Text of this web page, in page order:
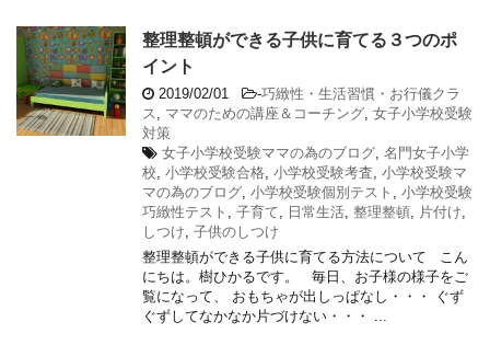
整理整頓ができる子供に育てる３つのポ
イント
2019/02/01 -巧緻性・生活習慣・お行儀クラ
ス
ママのための講座＆コーチング 女子小学校受験
対策
女子小学校受験ママの為のブログ 名門女子小学
校 小学校受験合格 小学校受験考査 小学校受験マ
マの為のブログ 小学校受験個別テスト
小学校受験
巧緻性テスト
子育て 日常生活 整理整頓 片付け
しつけ 子供のしつけ
整理整頓ができる子供に育てる方法について こん
にちは。樹ひかるです。 毎日、お子様の様子をご
覧になって、 おもちゃが出しっぱなし・・・ ぐず
ぐずしてなかなか片づけない・・・ ...